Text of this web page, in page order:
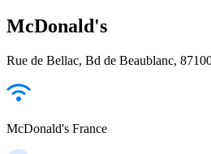
McDonald's
Rue de Bellac, Bd de Beaublanc,
McDonald's France